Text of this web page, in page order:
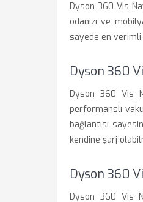
Dyson 360 Vis
odanızı ve
sayede en
Dyson 360
Dyson 360 Vis
performanslı
bağlantısı
kendine şarj
Dyson 360
Dyson 360 Vis